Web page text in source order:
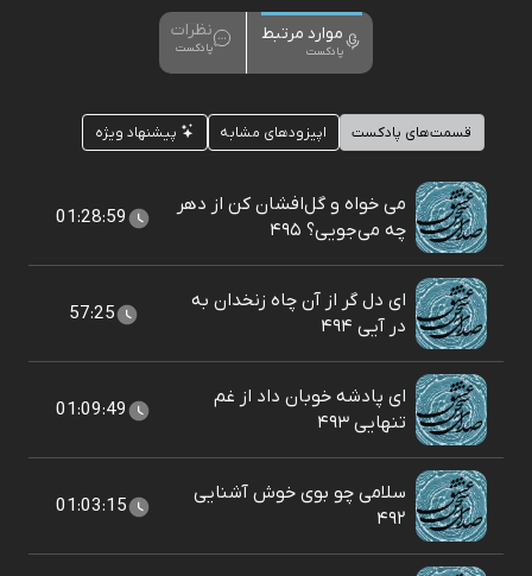
موارد مرتبط
پادکست
نظرات
پادکست
قسمت‌های پادکست اپیزودهای مشابه پیشنهاد ویژه
می خواه و گل‌افشان کن از دهر
چه می‌جویی؟ ۴۹۵
01:28:59
ای دل گر از آن چاه زنخدان به
در آیی ۴۹۴
57:25
ای پادشه خوبان داد از غم
تنهایی ۴۹۳
01:09:49
سلامی چو بوی خوش آشنایی
۴۹۲
01:03:15